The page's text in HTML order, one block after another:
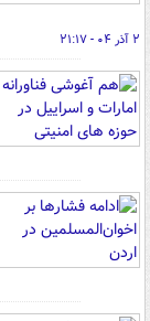
۲ آذر ۰۴ - ۲۱:۱۷